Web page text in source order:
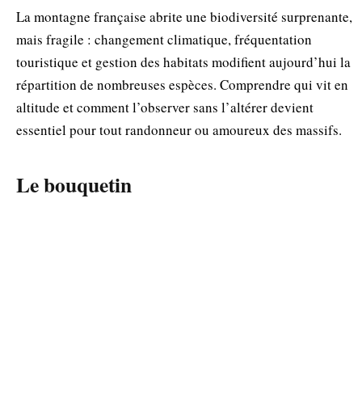
La montagne française abrite une biodiversité surprenante,
mais fragile : changement climatique, fréquentation
touristique et gestion des habitats modifient aujourd’hui la
répartition de nombreuses espèces. Comprendre qui vit en
altitude et comment l’observer sans l’altérer devient
essentiel pour tout randonneur ou amoureux des massifs.
Le bouquetin